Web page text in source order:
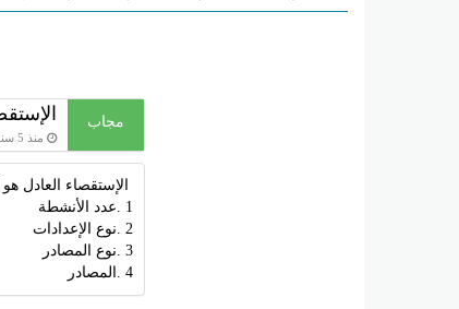
مجاب
منذ 5 سنوات
الإستقصاء العادل
1 .عدد الأنشطة
2 .نوع الإعدادات
3 .نوع المصادر
4 .المصادر